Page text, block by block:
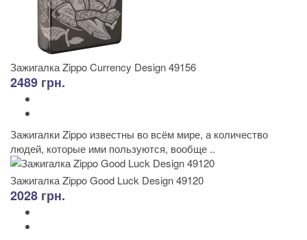
Зажигалка Zippo Currency Design 49156
2489 грн.
Зажигалки Zippo известны во всём мире, а количество
людей, которые ими пользуются, вообще ..
Зажигалка Zippo Good Luck Design 49120
2028 грн.